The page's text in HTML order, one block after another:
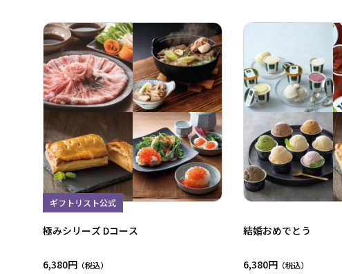
ギフトリスト公式
極みシリーズ Dコース
6,380円
結婚おめでとう
6,380円